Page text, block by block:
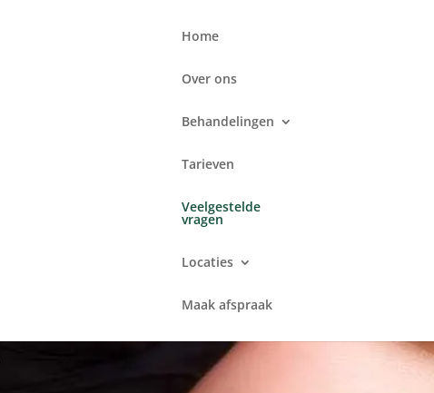
Home
Over ons
Behandelingen
Tarieven
Veelgestelde
vragen
Locaties
Maak afspraak